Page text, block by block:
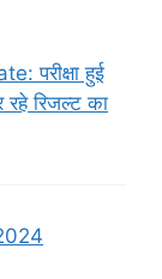
परीक्षा हुई
रहे रिजल्ट का